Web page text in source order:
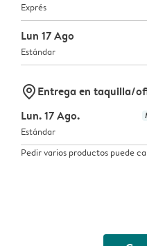
Exprés
Lun 17 Ago
Estándar
marker-pinEntrega en taquilla/
Lun. 17 Ago.
Estándar
Pedir varios productos puede